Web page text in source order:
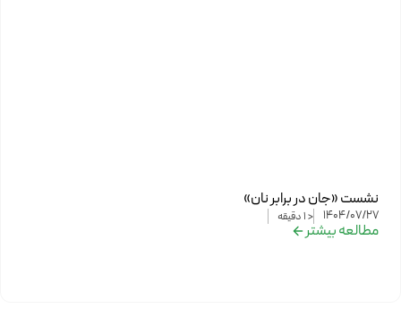
نشست «جان در برابر نان»
1404/07/27
< 1 دقیقه
مطالعه بیشتر